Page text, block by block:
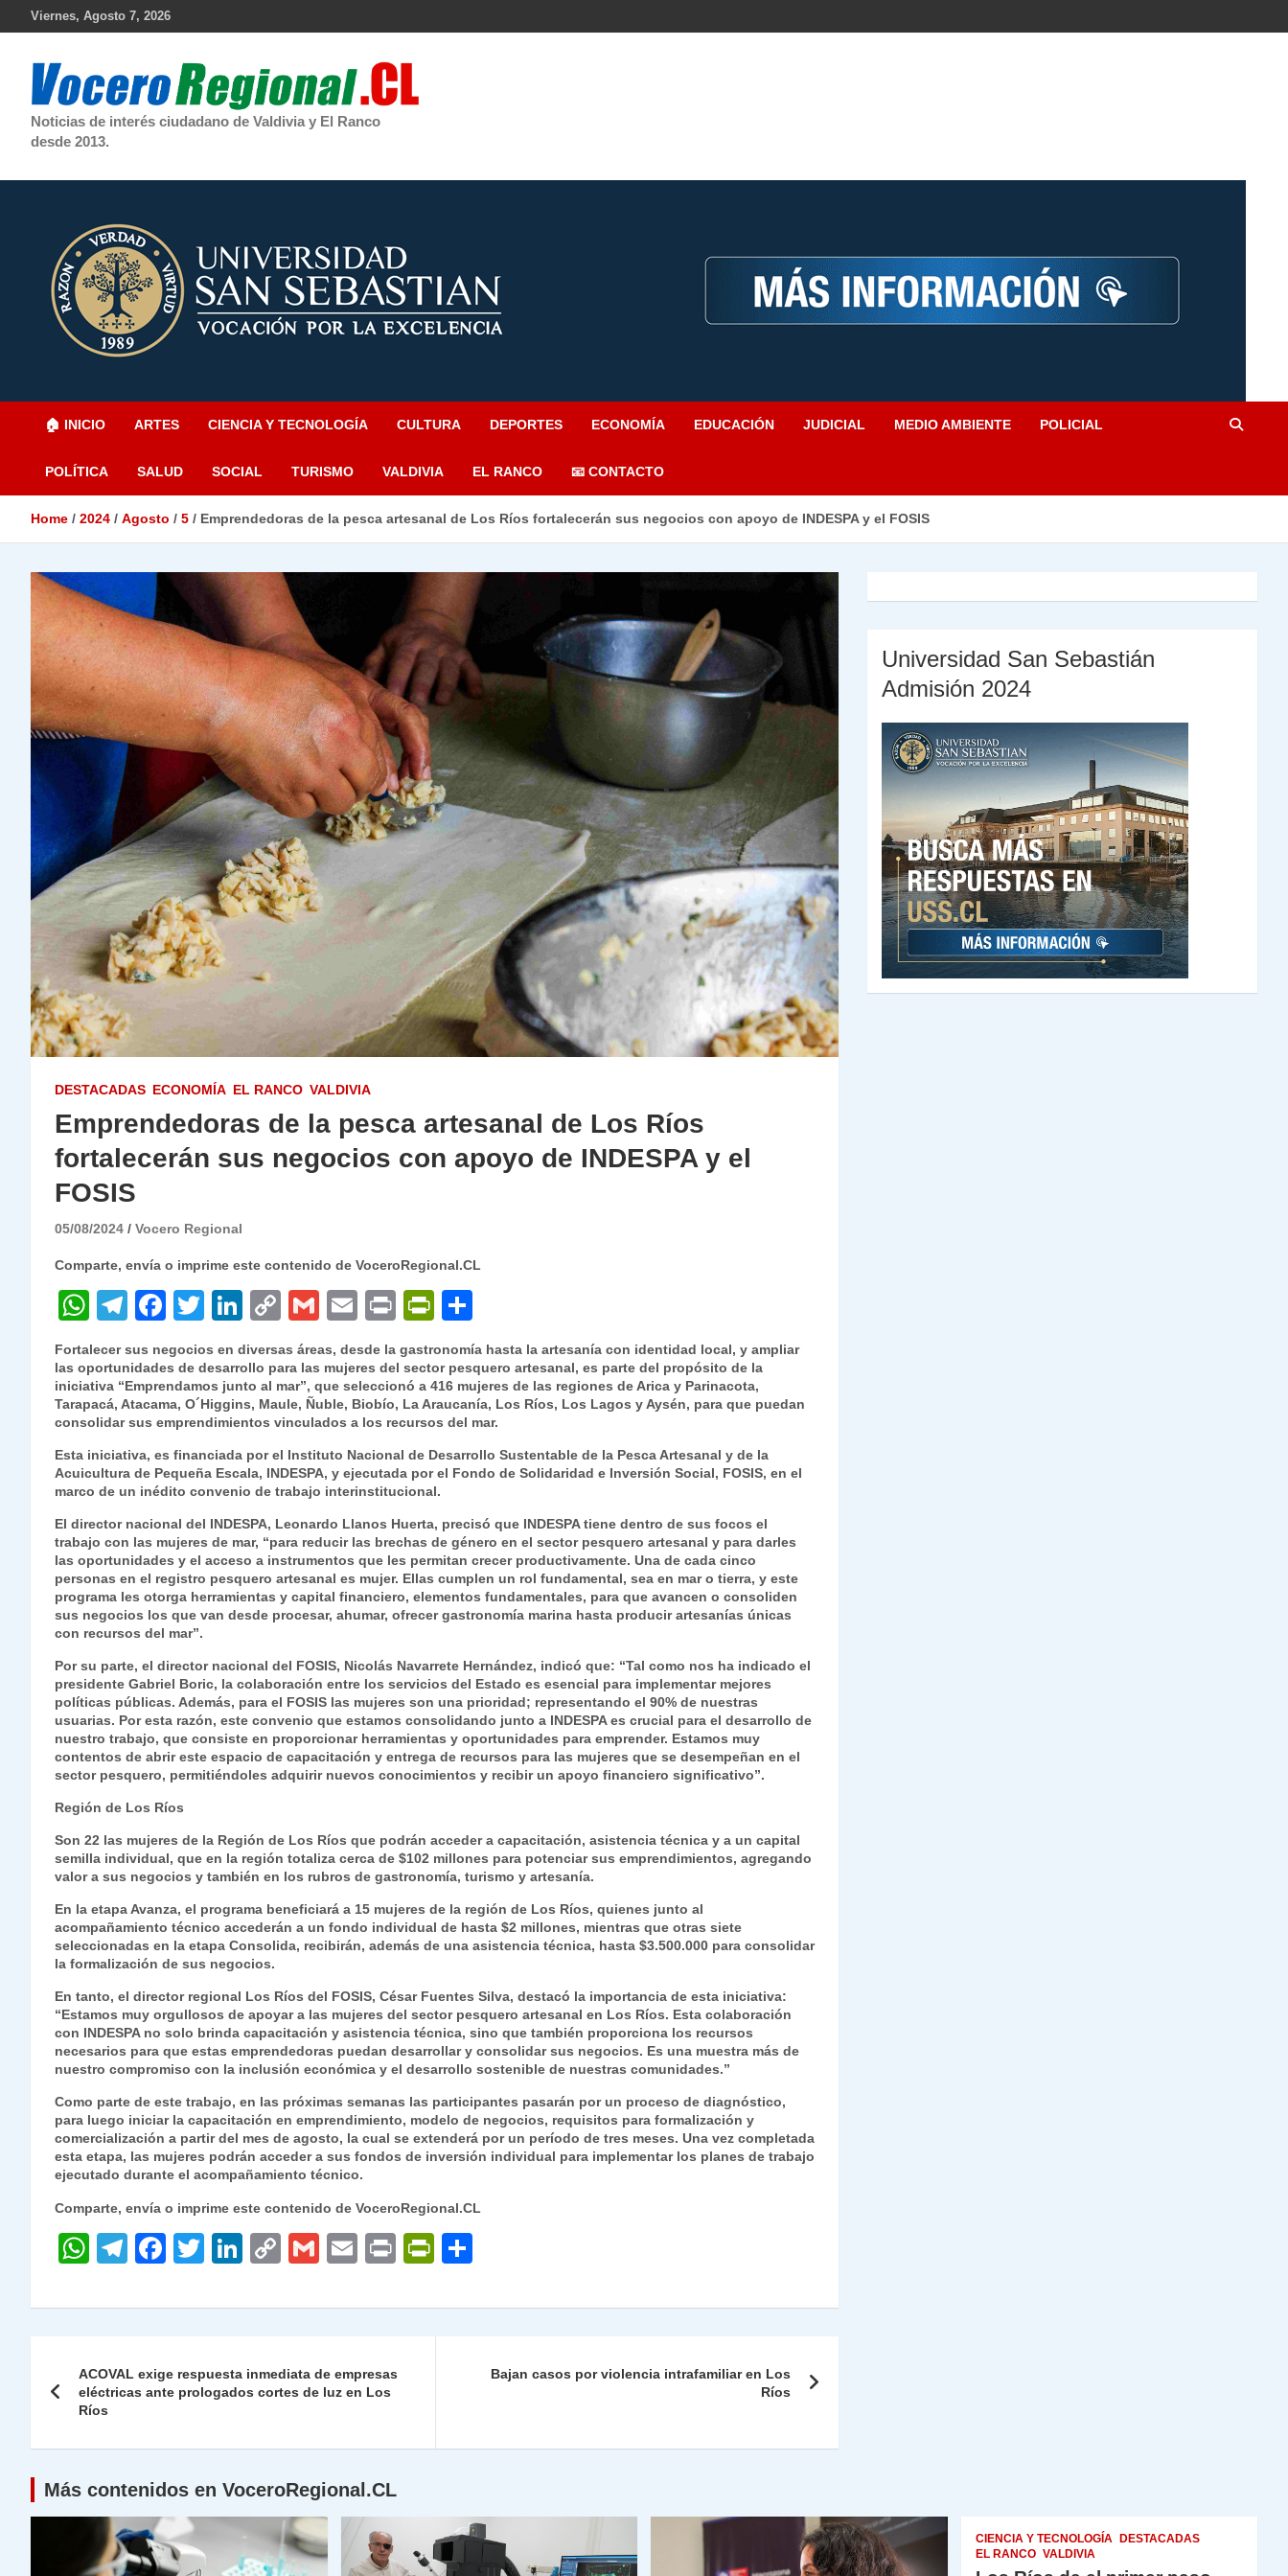
Viernes, Agosto 7, 2026
Noticias de interés ciudadano de Valdivia y El Ranco
desde 2013.
🏠 INICIO ARTES CIENCIA Y TECNOLOGÍA CULTURA DEPORTES ECONOMÍA EDUCACIÓN JUDICIAL MEDIO AMBIENTE POLICIAL
POLÍTICA SALUD SOCIAL TURISMO VALDIVIA EL RANCO 📧 CONTACTO
Home 2024 Agosto 5 Emprendedoras de la pesca artesanal de Los Ríos fortalecerán sus negocios con apoyo de INDESPA y el FOSIS
DESTACADAS ECONOMÍA EL RANCO VALDIVIA
Emprendedoras de la pesca artesanal de Los Ríos
fortalecerán sus negocios con apoyo de INDESPA y el
FOSIS
05/08/2024 Vocero Regional
Comparte, envía o imprime este contenido de VoceroRegional.CL
W
h
at
s
A
p
p
T
e
gr
a
m
F
c
e
b
o
o
k
T
itt
er
Li
n
k
e
dI
n
C
o
p
y
Li
n
k
G
m
ai
l
E
m
ai
l
P
nt
P
nt
Fr
ie
n
dl
y
o
m
p
ar
tir
Fortalecer sus negocios en diversas áreas, desde la gastronomía hasta la artesanía con identidad local, y ampliar
las oportunidades de desarrollo para las mujeres del sector pesquero artesanal, es parte del propósito de la
iniciativa “Emprendamos junto al mar”, que seleccionó a 416 mujeres de las regiones de Arica y Parinacota,
Tarapacá, Atacama, O´Higgins, Maule, Ñuble, Biobío, La Araucanía, Los Ríos, Los Lagos y Aysén, para que puedan
consolidar sus emprendimientos vinculados a los recursos del mar.
Esta iniciativa, es financiada por el Instituto Nacional de Desarrollo Sustentable de la Pesca Artesanal y de la
Acuicultura de Pequeña Escala, INDESPA, y ejecutada por el Fondo de Solidaridad e Inversión Social, FOSIS, en el
marco de un inédito convenio de trabajo interinstitucional.
El director nacional del INDESPA, Leonardo Llanos Huerta, precisó que INDESPA tiene dentro de sus focos el
trabajo con las mujeres de mar, “para reducir las brechas de género en el sector pesquero artesanal y para darles
las oportunidades y el acceso a instrumentos que les permitan crecer productivamente. Una de cada cinco
personas en el registro pesquero artesanal es mujer. Ellas cumplen un rol fundamental, sea en mar o tierra, y este
programa les otorga herramientas y capital financiero, elementos fundamentales, para que avancen o consoliden
sus negocios los que van desde procesar, ahumar, ofrecer gastronomía marina hasta producir artesanías únicas
con recursos del mar”.
Por su parte, el director nacional del FOSIS, Nicolás Navarrete Hernández, indicó que: “Tal como nos ha indicado el
presidente Gabriel Boric, la colaboración entre los servicios del Estado es esencial para implementar mejores
políticas públicas. Además, para el FOSIS las mujeres son una prioridad; representando el 90% de nuestras
usuarias. Por esta razón, este convenio que estamos consolidando junto a INDESPA es crucial para el desarrollo de
nuestro trabajo, que consiste en proporcionar herramientas y oportunidades para emprender. Estamos muy
contentos de abrir este espacio de capacitación y entrega de recursos para las mujeres que se desempeñan en el
sector pesquero, permitiéndoles adquirir nuevos conocimientos y recibir un apoyo financiero significativo”.
Región de Los Ríos
Son 22 las mujeres de la Región de Los Ríos que podrán acceder a capacitación, asistencia técnica y a un capital
semilla individual, que en la región totaliza cerca de $102 millones para potenciar sus emprendimientos, agregando
valor a sus negocios y también en los rubros de gastronomía, turismo y artesanía.
En la etapa Avanza, el programa beneficiará a 15 mujeres de la región de Los Ríos, quienes junto al
acompañamiento técnico accederán a un fondo individual de hasta $2 millones, mientras que otras siete
seleccionadas en la etapa Consolida, recibirán, además de una asistencia técnica, hasta $3.500.000 para consolidar
la formalización de sus negocios.
En tanto, el director regional Los Ríos del FOSIS, César Fuentes Silva, destacó la importancia de esta iniciativa:
“Estamos muy orgullosos de apoyar a las mujeres del sector pesquero artesanal en Los Ríos. Esta colaboración
con INDESPA no solo brinda capacitación y asistencia técnica, sino que también proporciona los recursos
necesarios para que estas emprendedoras puedan desarrollar y consolidar sus negocios. Es una muestra más de
nuestro compromiso con la inclusión económica y el desarrollo sostenible de nuestras comunidades.”
Como parte de este trabajo, en las próximas semanas las participantes pasarán por un proceso de diagnóstico,
para luego iniciar la capacitación en emprendimiento, modelo de negocios, requisitos para formalización y
comercialización a partir del mes de agosto, la cual se extenderá por un período de tres meses. Una vez completada
esta etapa, las mujeres podrán acceder a sus fondos de inversión individual para implementar los planes de trabajo
ejecutado durante el acompañamiento técnico.
Comparte, envía o imprime este contenido de VoceroRegional.CL
W
at
A
p
T
e
a
m
F
c
b
o
T
itt
Li
k
dI
n
C
p
Li
n
G
ai
E
ai
P
nt
P
nt m
ar
de
ACOVAL exige respuesta inmediata de empresas
eléctricas ante prologados cortes de luz en Los
Ríos
Bajan casos por violencia intrafamiliar en Los
Ríos
Universidad San Sebastián
Admisión 2024
Más contenidos en VoceroRegional.CL
CIENCIA Y TECNOLOGÍA
DESTACADAS
EL RANCO VALDIVIA